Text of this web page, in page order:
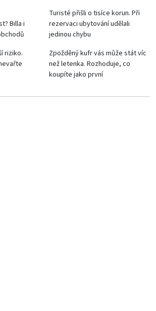
Billa i
Turisté přišli o tisíce korun. Při
rezervaci ubytování udělali
jedinou chybu
riziko.
Zpožděný kufr vás může stát víc
než letenka. Rozhoduje, co
koupíte jako první